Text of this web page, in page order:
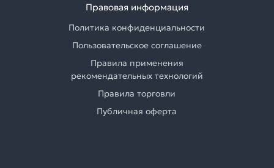
Правовая информация
Политика конфиденциальности
Пользовательское соглашение
Правила применения
рекомендательных технологий
Правила торговли
Публичная оферта